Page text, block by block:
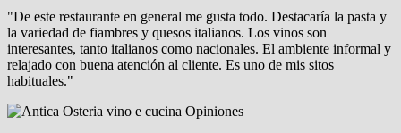
"De este restaurante en general me gusta todo. Destacaría la pasta y
la variedad de fiambres y quesos italianos. Los vinos son
interesantes, tanto italianos como nacionales. El ambiente informal y
relajado con buena atención al cliente. Es uno de mis sitos
habituales."